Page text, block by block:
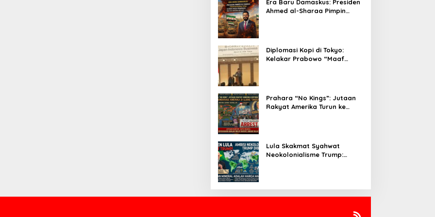
Era Baru Damaskus: Presiden
Ahmed al-Sharaa Pimpin
Diplomasi Kopi di Tokyo:
Kelakar Prabowo “Maaf
Prahara “No Kings”: Jutaan
Rakyat Amerika Turun ke
Lula Skakmat Syahwat
Neokolonialisme Trump: